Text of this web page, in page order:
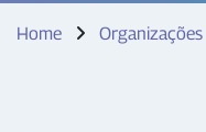
Home Organizações